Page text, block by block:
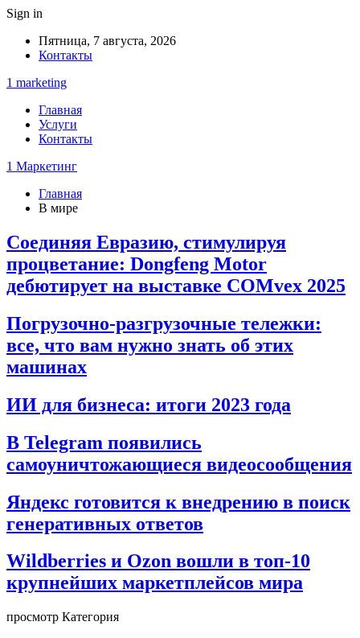
Sign in
Пятница, 7 августа, 2026
Контакты
1 marketing
Главная
Услуги
Контакты
1 Маркетинг
Главная
В мире
Соединяя Евразию, стимулируя
процветание: Dongfeng Motor
дебютирует на выставке COMvex 2025
Погрузочно-разгрузочные тележки:
все, что вам нужно знать об этих
машинах
ИИ для бизнеса: итоги 2023 года
В Telegram появились
самоуничтожающиеся видеосообщения
Яндекс готовится к внедрению в поиск
генеративных ответов
Wildberries и Ozon вошли в топ-10
крупнейших маркетплейсов мира
просмотр Категория